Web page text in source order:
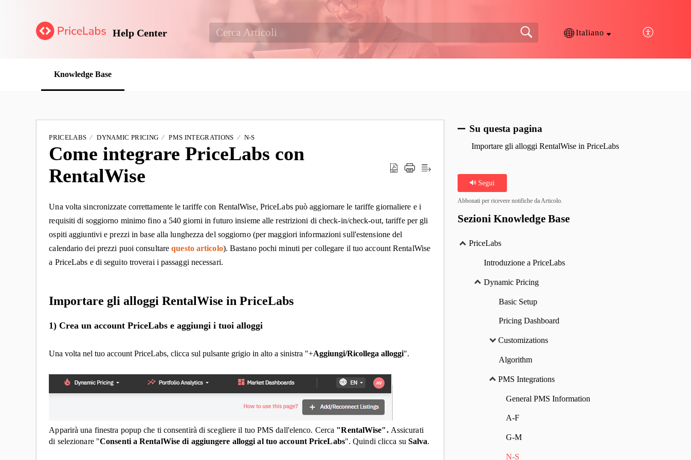
Help Center Italiano
Knowledge Base
PRICELABS DYNAMIC PRICING PMS INTEGRATIONS N-S
Come integrare PriceLabs con
RentalWise
Una volta sincronizzate correttamente le tariffe con RentalWise, PriceLabs può aggiornare le tariffe giornaliere e i
requisiti di soggiorno minimo fino a 540 giorni in futuro insieme alle restrizioni di check-in/check-out, tariffe per gli
ospiti aggiuntivi e prezzi in base alla lunghezza del soggiorno (per maggiori informazioni sull'estensione del
calendario dei prezzi puoi consultarequesto articolo).Bastano pochi minuti per collegare il tuo account RentalWise
a PriceLabs e di seguito troverai i passaggi necessari.
Importare gli alloggiRentalWisein PriceLabs
1) Crea un account PriceLabs e aggiungi i tuoi alloggi
Una volta nel tuo account PriceLabs, clicca sul pulsante grigio in alto a sinistra "+Aggiungi/Ricollega alloggi".
Apparirà una finestra popup che ti consentirà di scegliere il tuo PMS dall'elenco. Cerca "RentalWise". Assicurati
di selezionare "Consenti a RentalWise di aggiungere alloggi al tuo account PriceLabs". Quindi clicca su Salva.
Su questa pagina
Importare gli alloggi RentalWise in PriceLabs
Segui
Abbonati per ricevere notifiche da Articolo.
Sezioni Knowledge Base
PriceLabs
Introduzione a PriceLabs
Dynamic Pricing
Basic Setup
Pricing Dashboard
Customizations
Algorithm
PMS Integrations
General PMS Information
A-F
G-M
N-S